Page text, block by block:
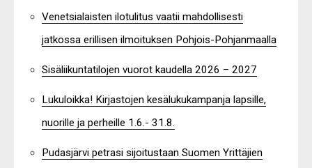
Venetsialaisten ilotulitus vaatii mahdollisesti
jatkossa erillisen ilmoituksen Pohjois-Pohjanmaalla
Sisäliikuntatilojen vuorot kaudella 2026 – 2027
Lukuloikka! Kirjastojen kesälukukampanja lapsille,
nuorille ja perheille 1.6.- 31.8.
Pudasjärvi petrasi sijoitustaan Suomen Yrittäjien